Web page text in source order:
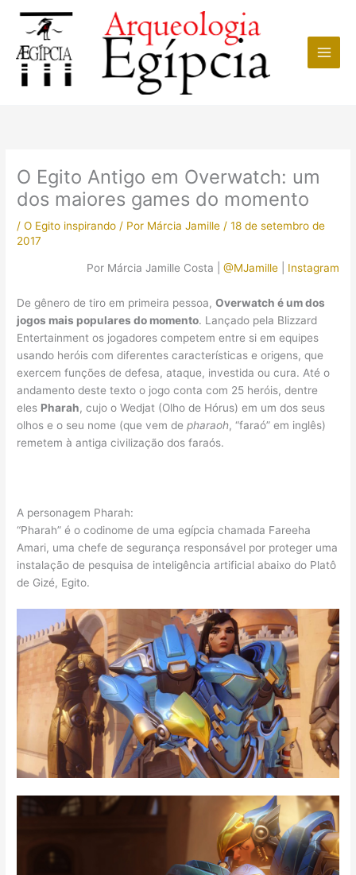
conteúdo
O Egito Antigo em Overwatch: um
dos maiores games do momento
/O Egito inspirando / Por Márcia Jamille /18 de setembro de
2017
Por Márcia Jamille Costa | @MJamille| Instagram
De gênero de tiro em primeira pessoa,Overwatch é um dos
jogos mais populares do momento. Lançado pela Blizzard
Entertainment os jogadores competem entre si em equipes
usando heróis com diferentes características e origens, que
exercem funções de defesa, ataque, investida ou cura. Até o
andamento deste texto o jogo conta com 25 heróis, dentre
eles Pharah, cujo o Wedjat (Olho de Hórus) em um dos seus
olhos e o seu nome (que vem depharaoh, “faraó” em inglês)
remetem à antiga civilização dos faraós.
A personagem Pharah:
“Pharah” é o codinome de uma egípcia chamada Fareeha
Amari, uma chefe de segurança responsável por proteger uma
instalação de pesquisa de inteligência artificial abaixo do Platô
de Gizé, Egito.